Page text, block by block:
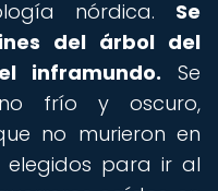
nórdica. Se
del árbol del
inframundo. Se
frío y oscuro,
no murieron en
para ir al